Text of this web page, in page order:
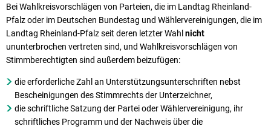
Bei Wahlkreisvorschlägen von Parteien, die im Landtag Rheinland-
Pfalz oder im Deutschen Bundestag und Wählervereinigungen, die im
Landtag Rheinland-Pfalz seit deren letzter Wahlnicht
ununterbrochen vertreten sind, und Wahlkreisvorschlägen von
Stimmberechtigten sind außerdem beizufügen:
die erforderliche Zahl an Unterstützungsunterschriften nebst
Bescheinigungen des Stimmrechts der Unterzeichner,
die schriftliche Satzung der Partei oder Wählervereinigung, ihr
schriftliches Programm und der Nachweis über die